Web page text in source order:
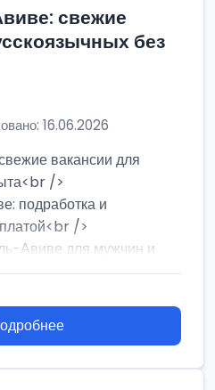
свежие
без
16.06.2026
вакансии для
/>
подработка и
/>
Авиве для мужчин и